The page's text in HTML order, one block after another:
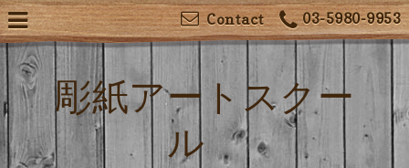
03-5980-9953
Contact
彫紙アートスクー
ル